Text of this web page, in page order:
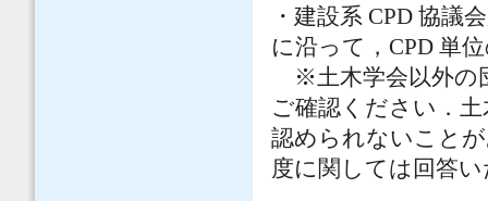
・建設系 CPD 協議
に沿って，CPD 単
※土木学会以外の
ご確認ください．
認められないこと
度に関しては回答